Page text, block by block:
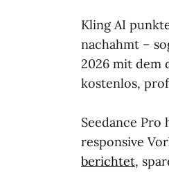
Kling AI
nachahmt –
2026 mit dem
kostenlos,
Seedance
responsive
berichtet,